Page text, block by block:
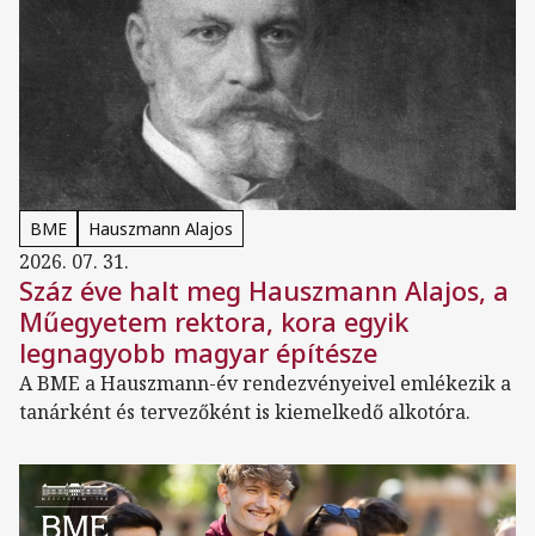
BME Hauszmann Alajos
2026. 07. 31.
Száz éve halt meg Hauszmann Alajos, a
Műegyetem rektora, kora egyik
legnagyobb magyar építésze
A BME a Hauszmann-év rendezvényeivel emlékezik a
tanárként és tervezőként is kiemelkedő alkotóra.